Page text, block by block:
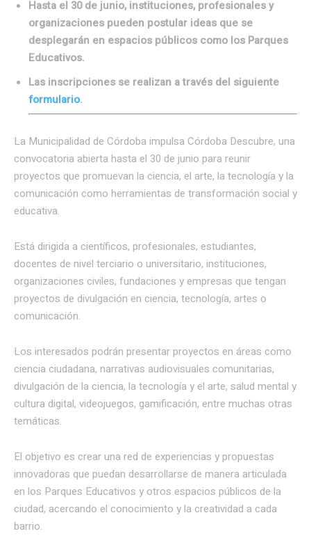
Hasta el 30 de junio, instituciones, profesionales y
organizaciones pueden postular ideas que se
desplegarán en espacios públicos como los Parques
Educativos.
Las inscripciones se realizan a través del siguiente
formulario.
La Municipalidad de Córdoba impulsa Córdoba Descubre, una
convocatoria abierta hasta el 30 de junio para reunir
proyectos que promuevan la ciencia, el arte, la tecnología y la
comunicación como herramientas de transformación social y
educativa.
Está dirigida a científicos, profesionales, estudiantes,
docentes de nivel terciario o universitario, instituciones,
organizaciones civiles, fundaciones y empresas que tengan
proyectos de divulgación en ciencia, tecnología, artes o
comunicación.
Los interesados podrán presentar proyectos en áreas como
ciencia ciudadana, narrativas audiovisuales comunitarias,
divulgación de la ciencia, la tecnología y el arte, salud mental y
cultura digital, videojuegos, gamificación, entre muchas otras
temáticas.
El objetivo es crear una red de experiencias y propuestas
innovadoras que puedan desarrollarse de manera articulada
en los Parques Educativos y otros espacios públicos de la
ciudad, acercando el conocimiento y la creatividad a cada
barrio.